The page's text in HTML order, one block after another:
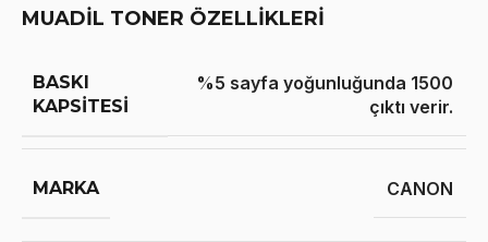
MUADİL TONER ÖZELLİKLERİ
BASKI
KAPSITESI
%5 sayfa yoğunluğunda 1500
çıktı verir.
MARKA CANON